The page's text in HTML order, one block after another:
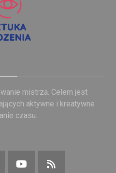
mistrza. Celem jest
aktywne i kreatywne
czasu.